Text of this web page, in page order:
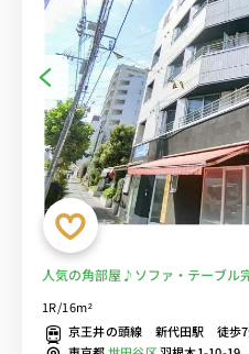
人気の角部屋♪ソファ・テーブル
や駒場東大前へ乗換なし■選べる
1R/16m²
京王井の頭線 新代田駅 徒歩